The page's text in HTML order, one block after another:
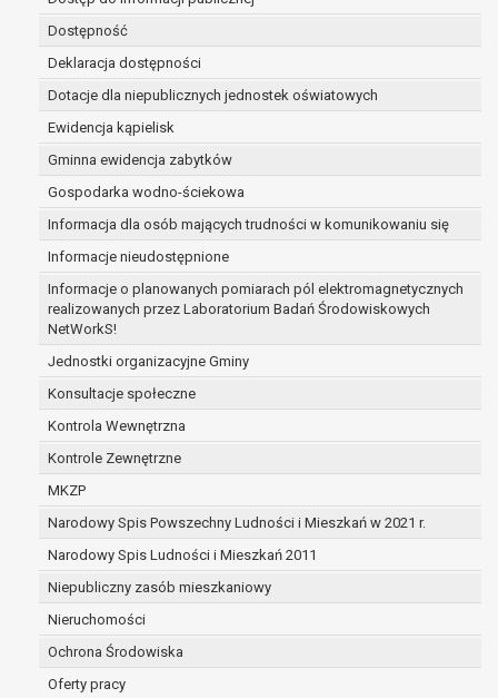
Dostępność
Deklaracja dostępności
Dotacje dla niepublicznych jednostek oświatowych
Ewidencja kąpielisk
Gminna ewidencja zabytków
Gospodarka wodno-ściekowa
Informacja dla osób mających trudności w komunikowaniu się
Informacje nieudostępnione
Informacje o planowanych pomiarach pól elektromagnetycznych
realizowanych przez Laboratorium Badań Środowiskowych
NetWorkS!
Jednostki organizacyjne Gminy
Konsultacje społeczne
Kontrola Wewnętrzna
Kontrole Zewnętrzne
MKZP
Narodowy Spis Powszechny Ludności i Mieszkań w 2021 r.
Narodowy Spis Ludności i Mieszkań 2011
Niepubliczny zasób mieszkaniowy
Nieruchomości
Ochrona Środowiska
Oferty pracy
na podstawie zgody osoby, której dane dotyczą
przetwarzanie odbywa się do czasu wycofania tej
zgody.
W przypadku, gdy dane osobowe przetwarzane są
w celu zawarcia i realizacji umowy przetwarzanie
odbywa się przez okres niezbędny do realizacji
zawartej umowy, a po tym czasie w zakresie
wymaganym przez przepisy prawa lub dla
zabezpieczenia ewentualnych roszczeń, a w
przypadku wyrażenia zgody na przetwarzanie
danych po zakończeniu i rozliczeniu umowy, do
czasu wycofania tej zgody.
Ponadto w przypadku umów o dofinansowanie
dane osobowe od momentu pozyskania
przechowywane są przez okres wynikający z
umowy o dofinansowanie zawartej między
beneficjentem a określoną instytucją, trwałości
danego projektu i konieczności zachowania
dokumentacji projektu do celów kontrolnych.
W związku z przetwarzaniem przez
administratora danych osobowych przysługuje
Pani/Panu:
prawo dostępu do treści danych oraz
otrzymywania ich kopii na podstawie art. 15
RODO;
prawo do żądania sprostowania danych na
podstawie art. 16 RODO,